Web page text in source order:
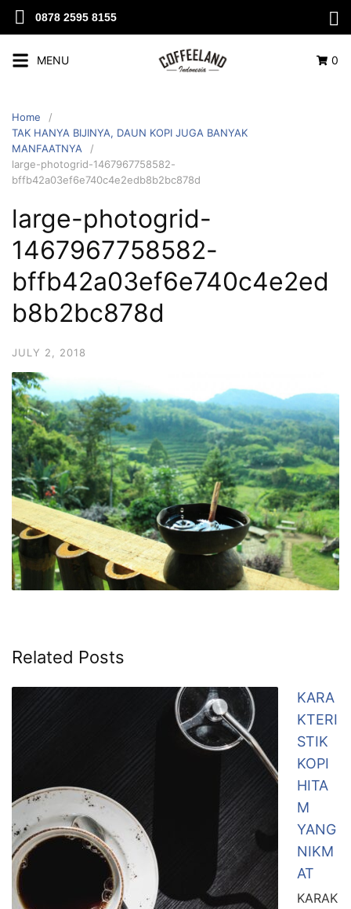
0878 2595 8155
MENU 0
Home
TAK HANYA BIJINYA, DAUN KOPI JUGA BANYAK
MANFAATNYA
large-photogrid-1467967758582-
bffb42a03ef6e740c4e2edb8b2bc878d
large-photogrid-
1467967758582-
bffb42a03ef6e740c4e2ed
b8b2bc878d
JULY 2, 2018
Related Posts
KARA
KTERI
STIK
KOPI
HITA
M
YANG
NIKM
AT
KARAK